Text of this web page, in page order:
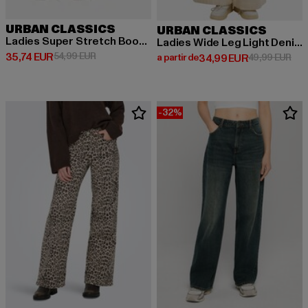
URBAN CLASSICS
Ladies Super Stretch Bootcut Denim
35,74 EUR
Prix courant: 35,74 EUR
54,99 EURPrix en promotion: 54,99 EUR
URBAN CLASSICS
Ladies Wide Leg Light Denim Pants
a partir de34,99 EUR
Prix courant: A partir de 34,99
49,99 EUR
-32%